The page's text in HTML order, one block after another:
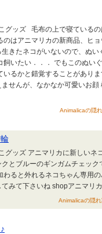
グッズ 毛布の上で寝ている
のはアニマリカの新商品、ヒ
きたネコがいないので、ぬい
飼いたい．．． でもこのぬい
いるかと錯覚することがあり
せんが、なかなか可愛いお顔
Animalicaの隠
グッズ アニマリカに新しいネ
とブルーのギンガムチェック
わると外れるネコちゃん専用
みて下さいね shopアニマリ
Animalicaの隠